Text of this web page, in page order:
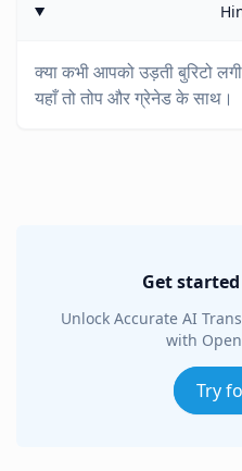
क्या कभी आपको उड़ती बुरिटो
यहाँ तो तोप और ग्रेनेड के साथ।
Get
Unlock Accurate AI
with
Try